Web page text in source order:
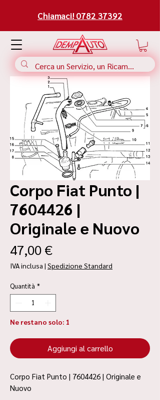
Chiamaci! 0782 37392
Corpo Fiat Punto |
7604426 |
Originale e Nuovo
47,00 €Prezzo
IVA inclusa | Spedizione Standard
Quantità *
Ne restano solo: 1
Aggiungi al carrello
Corpo Fiat Punto | 7604426 | Originale e
Nuovo